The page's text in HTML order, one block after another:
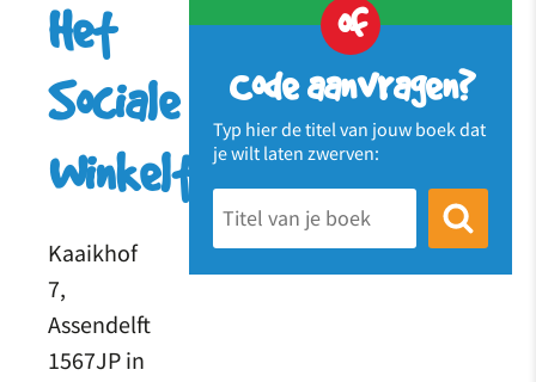
of
Code aanvragen?
Typ hier de titel van jouw boek dat
je wilt laten zwerven:
Het
Sociale
Winkeltje
Kaaikhof
7,
Assendelft
1567JP in